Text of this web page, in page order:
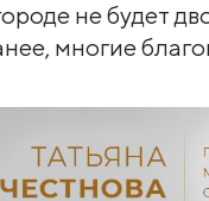
не будет
многие